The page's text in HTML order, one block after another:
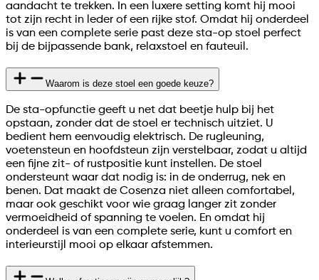
aandacht te trekken. In een luxere setting komt hij mooi
tot zijn recht in leder of een rijke stof. Omdat hij onderdeel
is van een complete serie past deze sta-op stoel perfect
bij de bijpassende bank, relaxstoel en fauteuil.
Waarom is deze stoel een goede keuze?
De sta-opfunctie geeft u net dat beetje hulp bij het
opstaan, zonder dat de stoel er technisch uitziet. U
bedient hem eenvoudig elektrisch. De rugleuning,
voetensteun en hoofdsteun zijn verstelbaar, zodat u altijd
een fijne zit- of rustpositie kunt instellen. De stoel
ondersteunt waar dat nodig is: in de onderrug, nek en
benen. Dat maakt de Cosenza niet alleen comfortabel,
maar ook geschikt voor wie graag langer zit zonder
vermoeidheid of spanning te voelen. En omdat hij
onderdeel is van een complete serie, kunt u comfort en
interieurstijl mooi op elkaar afstemmen.